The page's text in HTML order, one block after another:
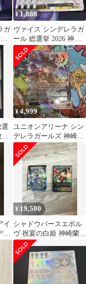
ガ
¥1,888
ヴァイス シンデレラガ
ール 総選挙 2026 神崎
蘭子 サイン 4枚セット
¥4,999
ユニオンアリーナ シン
デレラガールズ 神崎蘭
子 SR★パラレル
イ
レ
¥ 19,500
シャドウバースエボル
ヴ 祝宴の白姫 神崎蘭子
SP サイン 姫川友紀